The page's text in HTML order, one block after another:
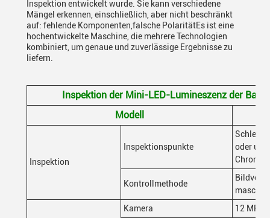
Inspektion entwickelt wurde. Sie kann verschiedene
Mängel erkennen, einschließlich, aber nicht beschränkt
auf: fehlende Komponenten,falsche PolaritätEs ist eine
hochentwickelte Maschine, die mehrere Technologien
kombiniert, um genaue und zuverlässige Ergebnisse zu
liefern.
Inspektion der Mini-LED-Lumineszenz der
Modell
Inspektion
Inspektionspunkte
oder
Kontrollmethode
Kamera 12 MP